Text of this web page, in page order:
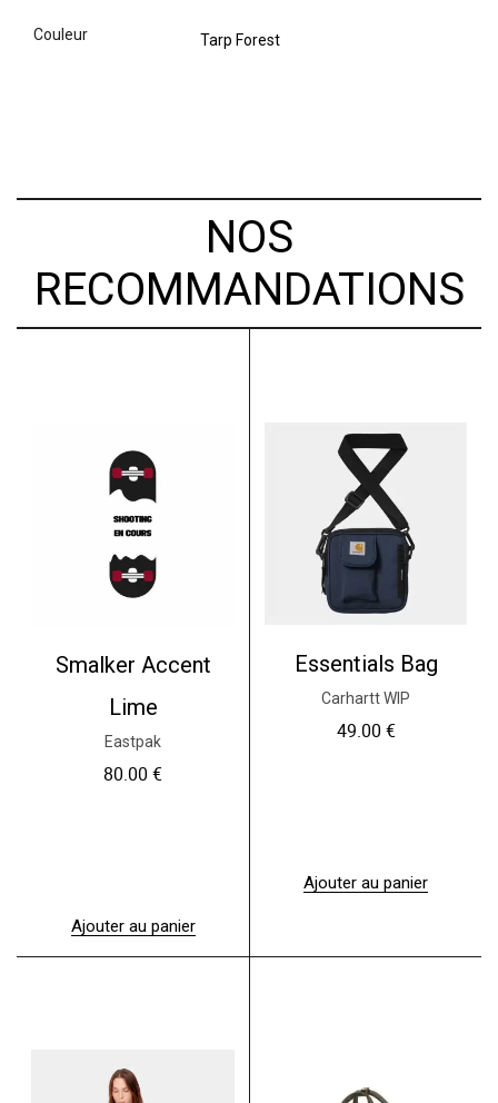
couleur Tarp Forest
NOS
RECOMMANDATIONS
Smalker Accent
Lime
Eastpak
80.00 €
Ajouter au panier
Essentials Bag
Carhartt WIP
49.00 €
Ajouter au panier